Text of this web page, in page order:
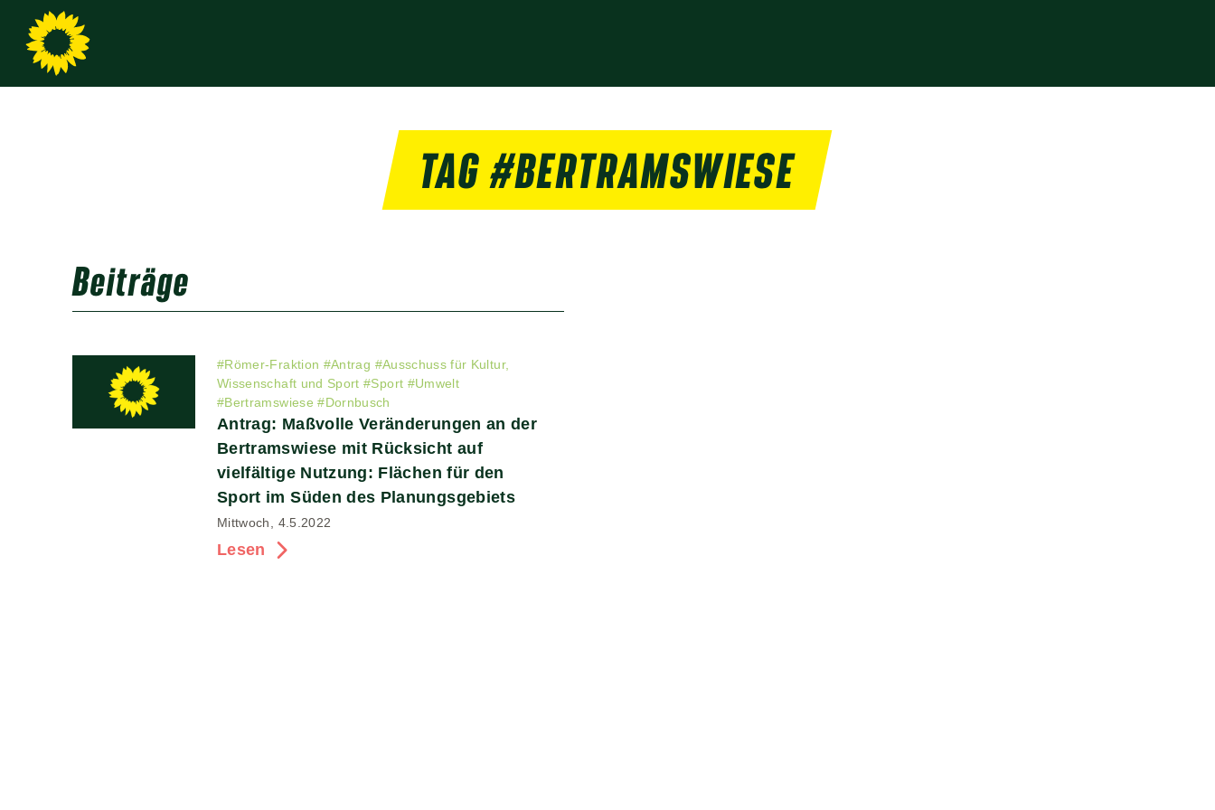
TAG #BERTRAMSWIESE
Beiträge
#Römer-Fraktion #Antrag #Ausschuss für Kultur,
Wissenschaft und Sport#Sport #Umwelt
#Bertramswiese #Dornbusch
Antrag: Maßvolle Veränderungen an der
Bertramswiese mit Rücksicht auf
vielfältige Nutzung: Flächen für den
Sport im Süden des Planungsgebiets
Mittwoch, 4.5.2022
Lesen